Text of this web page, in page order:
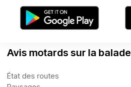
Avis motards sur la balade
État des routes